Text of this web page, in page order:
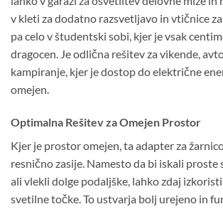
v kleti za dodatno razsvetljavo in vtičnice
pa celo v študentski sobi, kjer je vsak
dragocen. Je odlična rešitev za vikende,
kampiranje, kjer je dostop do električne
omejen.
Optimalna Rešitev za Omejen Prostor
Kjer je prostor omejen, ta adapter za
resnično zasije. Namesto da bi iskali proste
ali vlekli dolge podaljške, lahko zdaj
svetilne točke. To ustvarja bolj urejeno in